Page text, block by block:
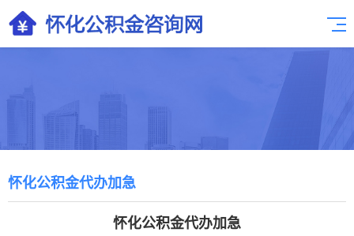
怀化公积金代办加急
怀化公积金代办加急